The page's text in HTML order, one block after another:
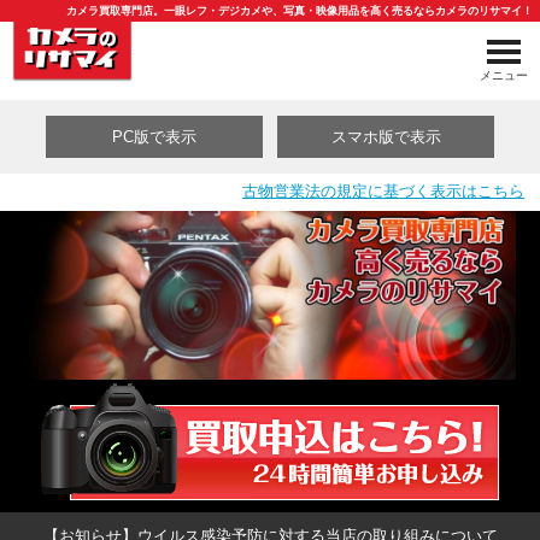
カメラ買取専門店。一眼レフ・デジカメや、写真・映像用品を高く売るならカメラのリサマイ！
メニュー
買取カテゴリ一覧
PC版で表示 スマホ版で表示
古物営業法の規定に基づく表示はこちら
【お知らせ】ウイルス感染予防に対する当店の取り組みについて